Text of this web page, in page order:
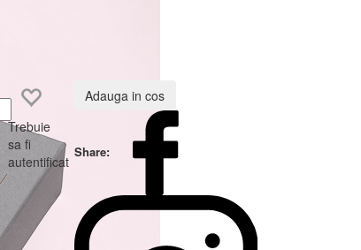
Trebuie
sa fi
autentificat
Adauga in cos
Share: